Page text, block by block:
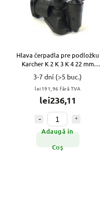
Hlava čerpadla pre podložku
Karcher K 2 K 3 K 4 22 mm
VYPR
3-7 dní (>5 buc.)
lei191,96 fără TVA
lei236,11
Adaugă în
Coş